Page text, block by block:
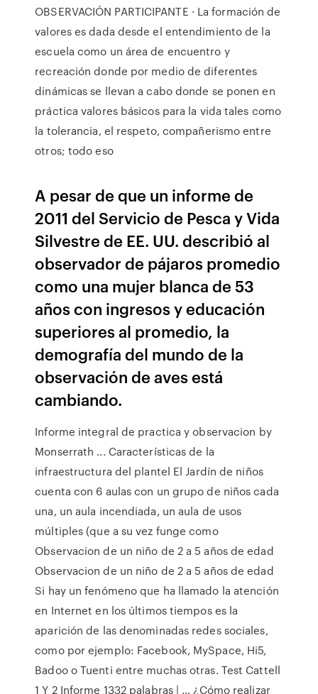
OBSERVACIÓN PARTICIPANTE · La formación de
valores es dada desde el entendimiento de la
escuela como un área de encuentro y
recreación donde por medio de diferentes
dinámicas se llevan a cabo donde se ponen en
práctica valores básicos para la vida tales como
la tolerancia, el respeto, compañerismo entre
otros; todo eso
A pesar de que un informe de
2011 del Servicio de Pesca y Vida
Silvestre de EE. UU. describió al
observador de pájaros promedio
como una mujer blanca de 53
años con ingresos y educación
superiores al promedio, la
demografía del mundo de la
observación de aves está
cambiando.
Informe integral de practica y observacion by
Monserrath ... Características de la
infraestructura del plantel El Jardín de niños
cuenta con 6 aulas con un grupo de niños cada
una, un aula incendiada, un aula de usos
múltiples (que a su vez funge como
Observacion de un niño de 2 a 5 años de edad
Observacion de un niño de 2 a 5 años de edad
Si hay un fenómeno que ha llamado la atención
en Internet en los últimos tiempos es la
aparición de las denominadas redes sociales,
como por ejemplo: Facebook, MySpace, Hi5,
Badoo o Tuenti entre muchas otras. Test Cattell
1 Y 2 Informe 1332 palabras | … ¿Cómo realizar